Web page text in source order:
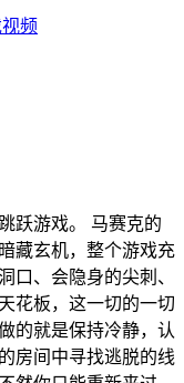
频
跃游戏。 马赛克的
藏玄机，整个游戏充
口、会隐身的尖刺、
花板，这一切的一切
的就是保持冷静，认
房间中寻找逃脱的线